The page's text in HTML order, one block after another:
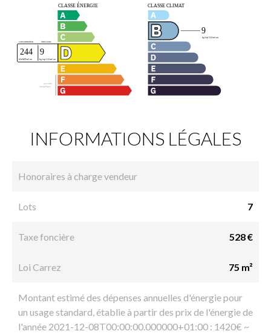
INFORMATIONS LÉGALES
Honoraires à charge vendeur
Lots 7
Taxe foncière 528 €
Loi Carrez 75 m²
Montant estimé des dépenses annuelles d'énergie pour
un usage standard, établie à partir des prix de l'énergie de
l'année 2021-12-08T00:00:00.000000+01:00 : 1420€ ~